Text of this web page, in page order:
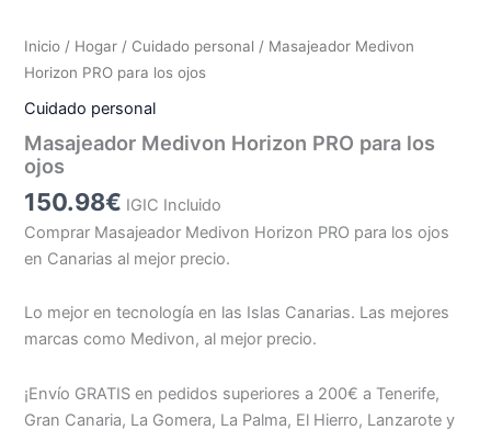
Inicio / Hogar / Cuidado personal / Masajeador Medivon
Horizon PRO para los ojos
Cuidado personal
Masajeador Medivon Horizon PRO para los
ojos
150.98€ IGIC Incluido
Comprar Masajeador Medivon Horizon PRO para los ojos
en Canarias al mejor precio.
Lo mejor en tecnología en las Islas Canarias. Las mejores
marcas como Medivon, al mejor precio.
¡Envío GRATIS en pedidos superiores a 200€ a Tenerife,
Gran Canaria, La Gomera, La Palma, El Hierro, Lanzarote y